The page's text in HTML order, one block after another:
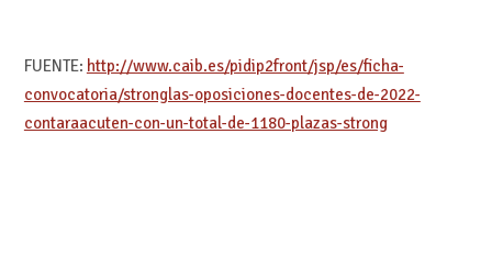
FUENTE: http://www.caib.es/pidip2front/jsp/es/ficha-
convocatoria/stronglas-oposiciones-docentes-de-2022-
contaraacuten-con-un-total-de-1180-plazas-strong